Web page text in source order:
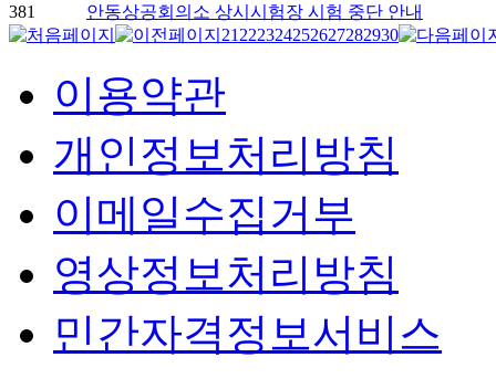
381
안동상공회의소 상시시험장 시험 중단 안내
21222324252627282930
이용약관
개인정보처리방침
이메일수집거부
영상정보처리방침
민간자격정보서비스